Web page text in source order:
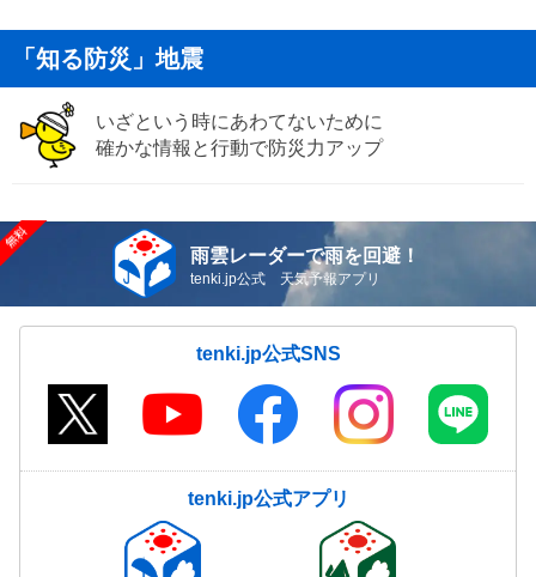
「知る防災」地震
いざという時にあわてないために
確かな情報と行動で防災力アップ
雨雲レーダーで雨を回避！
tenki.jp公式 天気予報アプリ
tenki.jp公式SNS
tenki.jp公式アプリ